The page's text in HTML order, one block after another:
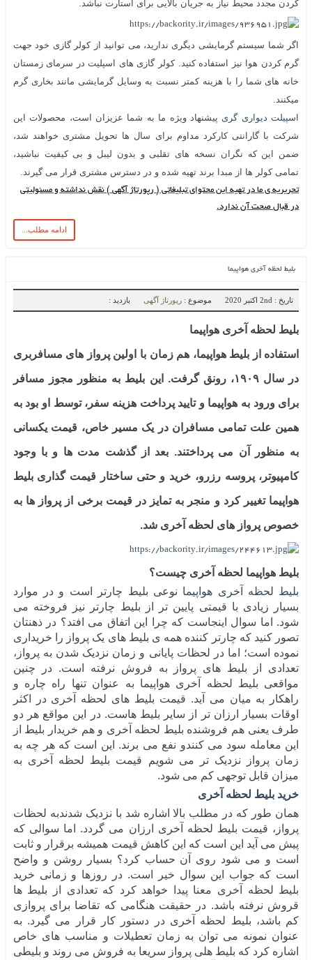
کردن مجدد محیط نیاز به جریان بالایی برای استارت نباشد.
اگر شما سیستم گرمایشی دیگری ندارید، می توانید از کولر گازی خود جهت
گرم کردن هوا نیز استفاده کنید. کولر گازی های اسپلیت در سرمای زمستان
خانه های شما را با هزینه کمتر نسبت به وسایل گرمایشی مانند بخاری گرم
میکنند.
اسپیلت دیواری گریپیشنهاد ویژه ما به شما عزیزان است، محصولات این
شرکت با گارانتی کارکرد مداوم برای سال ها تحویل مشتری خواهند شد،
ضمن این که نگران نسخه های تقلبی و بدون لیبل و بی کیفیت نباشید،
تمامی کولر ها از مبدا برند تهیه شده و در دسترس مشتری قرار می گیرند.
تحریریه‌ ی ما در تهیه‌ این محتوای تبلیغاتی ( رپورتاژ آگهی) نقش نداشته و مسئولیتی
در قبال صحت آن ندارد.
ادامه مطلب...
بلیط لحظه آخری هواپیما
تاریخ : 2nd اکتبر 2020 موضوع : رپورتاژ آگهی بازدید :
بلیط لحظه آخری هواپیما
استفاده از بلیط هواپیما، هم زمان با اولین پرواز های مسافربری
در سال ۱۹۰۹، رونق گرفت. این بلیط به منظور مجوز مسافر
برای ورود به هواپیما و تایید پرداخت هزینه سفر، توسط او بود به
همین علت تمامی مسافران در یک مسیر خاص، قیمت یکسانی
به منظور آن می پرداختند. بعد از گذشت مدت ها و با وجود
کامپیوتر، پروسه رزرو، خرید و حتی ساختار قیمت گذاری بلیط
هواپیما تغییر کرد و منجر به تمایز در قیمت برخی از پرواز ها به
خصوص پرواز های لحظه آخری شد.
بلیط هواپیما لحظه آخری چیست؟
بلیط لحظه آخری هواپیما نوعی بلیط چارتر است و در موارد
بسیار زیادی با قیمتی پایین تر از بلیط چارتر نیز فروخته می
شود. اما سوال اینجاست که چرا این اتفاق می افتد؟ در ذهنتان
تصور کنید که چارتر کننده همه ی بلیط های یک پرواز را خریداری
نموده است؛ اما در لحظات پایانی و زمان نزدیک شدن به پرواز،
تعدادی از بلیط های پرواز به فروش نرفته است. در چنین
مواقعی بلیط لحظه آخری هواپیما به عنوان تنها راه چاره و
راهکار به میان می آید. قیمت بلیط های لحظه آخری در اکثر
اوقات بسیار ارزان تر از سایر بلیط هاست. در این مواقع هر دو
طرف یعنی هم فروشنده بلیط لحظه آخری و هم خریدار بلیط از
این معامله سود می کنندو نفع می برند. این است که هر چه به
زمان پرواز نزدیک تر می شویم قیمت بلیط لحظه آخری به
میزان قابل توجهی کم می شود.
خرید بلیط لحظه آخری
همان طور که در مطلب بالا اشاره شد با نزدیک شدندبه لحظات
پرواز، قیمت بلیط لحظه آخری ارزان می گردد. اما سوالی که
پیش می آید این است که این کاهش قیمت همیشه برقرار و ثابت
است و می شود روی آن حساب کرد؟ بسیار روشن و واضح
است که جواب این سوال خیر است. در روزها و زمانی خرید
بلیط لحظه آخری معنا پیدا خواهد کرد که تعدادی از بلیط ها
قروش نرفته باشد. در حقیقت هنگامی که تقاضا برای پروازی
کم باشد، بلیط لحظه آخری در دستور کار قرار می گیرد. به
عنوان نمونه می توان به زمان تعطیلات و‌ مناسب های خاص
اشاره کرد که بلیط هلی پرواز سریعا به فروش می روند و بلیطی